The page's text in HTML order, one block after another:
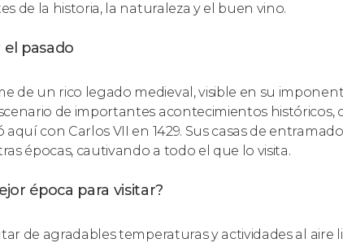
de la historia, la naturaleza y el buen vino.
pasado
de un rico legado medieval, visible en su
de importantes acontecimientos históricos,
con Carlos VII en 1429. Sus casas de
épocas, cautivando a todo el que lo visita.
época para visitar?
de agradables temperaturas y actividades al aire